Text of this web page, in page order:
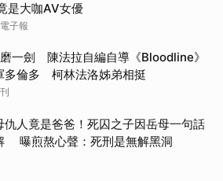
是大咖AV女優
子報
一劍 陳法拉自編自導《Bloodline》
多倫多 柯林法洛姊弟相挺
仇人竟是爸爸！死囚之子因岳母一句話
曝煎熬心聲：死刑是無解黑洞